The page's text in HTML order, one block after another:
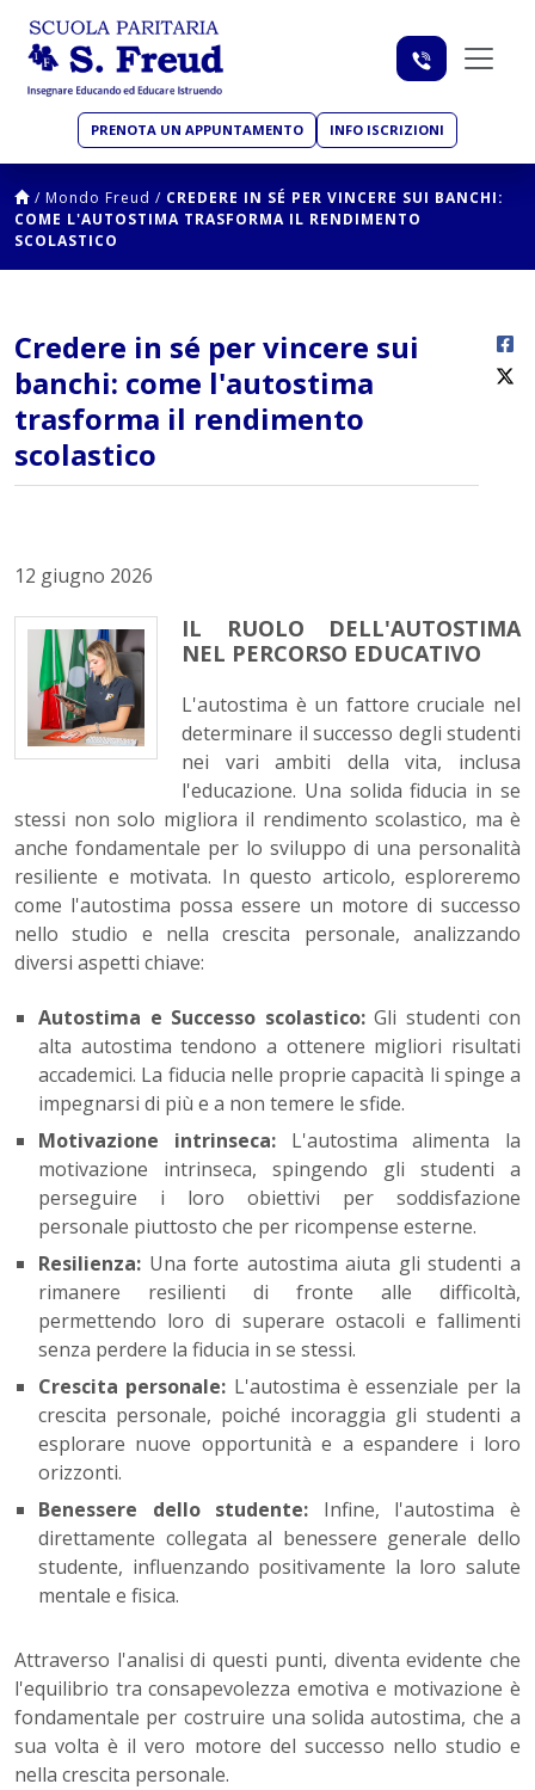
PRENOTA UN APPUNTAMENTO INFO ISCRIZIONI
/ Mondo Freud / CREDERE IN SÉ PER VINCERE SUI BANCHI:
COME L'AUTOSTIMA TRASFORMA IL RENDIMENTO
SCOLASTICO
Credere in sé per vincere sui
banchi: come l'autostima
trasforma il rendimento
scolastico
12 giugno 2026
IL RUOLO DELL'AUTOSTIMA
NEL PERCORSO EDUCATIVO
L'autostima è un fattore cruciale nel
determinare il successo degli studenti
nei vari ambiti della vita, inclusa
l'educazione. Una solida fiducia in se
stessi non solo migliora il rendimento scolastico, ma è
anche fondamentale per lo sviluppo di una personalità
resiliente e motivata. In questo articolo, esploreremo
come l'autostima possa essere un motore di successo
nello studio e nella crescita personale, analizzando
diversi aspetti chiave:
Autostima e Successo scolastico:Gli studenti con
alta autostima tendono a ottenere migliori risultati
accademici. La fiducia nelle proprie capacità li spinge a
impegnarsi di più e a non temere le sfide.
Motivazione intrinseca:L'autostima alimenta la
motivazione intrinseca, spingendo gli studenti a
perseguire i loro obiettivi per soddisfazione
personale piuttosto che per ricompense esterne.
Resilienza: Una forte autostima aiuta gli studenti a
rimanere resilienti di fronte alle difficoltà,
permettendo loro di superare ostacoli e fallimenti
senza perdere la fiducia in se stessi.
Crescita personale: L'autostima è essenziale per la
crescita personale, poiché incoraggia gli studenti a
esplorare nuove opportunità e a espandere i loro
orizzonti.
Benessere dello studente: Infine, l'autostima è
direttamente collegata al benessere generale dello
studente, influenzando positivamente la loro salute
mentale e fisica.
Attraverso l'analisi di questi punti, diventa evidente che
l'equilibrio tra consapevolezza emotiva e motivazione è
fondamentale per costruire una solida autostima, che a
sua volta è il vero motore del successo nello studio e
nella crescita personale.